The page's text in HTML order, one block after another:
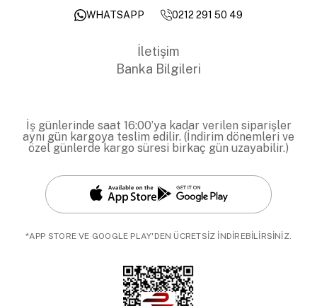
WHATSAPP
0212 291 50 49
İletişim
Banka Bilgileri
İş günlerinde saat 16:00’ya kadar verilen siparişler
aynı gün kargoya teslim edilir. (İndirim dönemleri ve
özel günlerde kargo süresi birkaç gün uzayabilir.)
*APP STORE VE GOOGLE PLAY'DEN ÜCRETSİZ İNDİREBİLİRSİNİZ.